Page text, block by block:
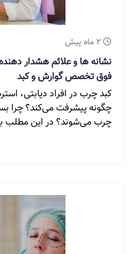
2 ماه پیش
نشانه ها و علائم هشدار
فوق تخصص گوارش و کبد
کبد چرب در افراد دیابتی،
چگونه پیشرفت می‌کند؟ چرا
چرب می‌شوند؟ در این مطلب